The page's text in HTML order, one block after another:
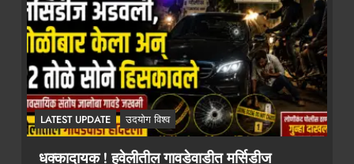
LATEST UPDATE उदयोग विश्व
२ कोटींचा दंड टाळायचा असेल तर १० लाख द्या!